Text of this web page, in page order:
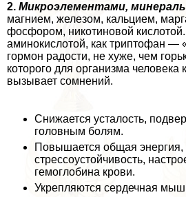
2. Микроэлементами,
магнием, железом, кальцием,
фосфором, никотиновой
аминокислотой, как триптофан —
гормон радости, не хуже, чем
которого для организма человека
вызывает сомнений.
Снижается усталость,
головным болям.
Повышается общая энергия,
стрессоустойчивость,
гемоглобина крови.
Укрепляются сердечная